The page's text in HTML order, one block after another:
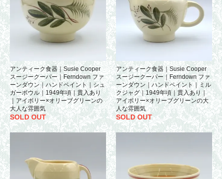
アンティーク食器｜Susie Cooper
スージークーパー｜Ferndown ファ
ーンダウン｜ハンドペイント｜シュ
ガーボウル｜1949年頃｜貫入あり
｜アイボリー×オリーブグリーンの
大人な雰囲気
SOLD OUT
アンティーク食器｜Susie Cooper
スージークーパー｜Ferndown ファ
ーンダウン｜ハンドペイント｜ミル
クジャグ｜1949年頃｜貫入あり｜
アイボリー×オリーブグリーンの大
人な雰囲気
SOLD OUT